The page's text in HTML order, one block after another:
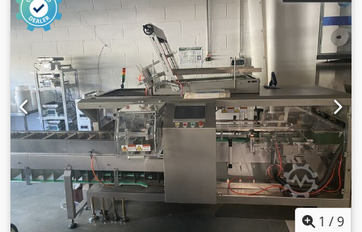
含まず） - 電源： 220 V 50 / 60 Hz 単相 3,5 KW - 圧縮空気供
給圧力 5 bar - 8 bar, 約 18 L / 分 - シールサイズ： 300mm x
400mm - 包装深さ：最大100mm - 生産速度：最大12サイク
ル/分（オペレーター資格による - ホットシール圧力：300～
1500kg 調整可能 オートバックス社は、中国蘇州に研究・開
発・製造拠点を持ち、米国、ドイツ、マレーシアに販売・カス
タマーサービス拠点を持つ国際企業で ある。医療機器包装にお
いて20年以上の経験を有する。 ヨーロッパの包装機メーカーの
OEM生産から、独立した知的財産権と自社ブランドを持つ自社
開発の機械設備の生産まで、オートバクは医療 機器包装とオン
ライン印刷の分野で多くのノウハウを蓄積してきました。
1 /9